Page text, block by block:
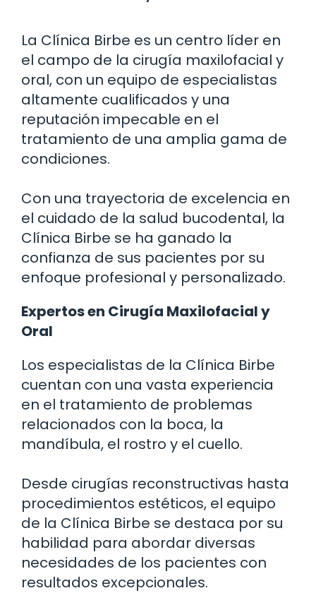
La Clínica Birbe es un centro líder en
el campo de la cirugía maxilofacial y
oral, con un equipo de especialistas
altamente cualificados y una
reputación impecable en el
tratamiento de una amplia gama de
condiciones.
Con una trayectoria de excelencia en
el cuidado de la salud bucodental, la
Clínica Birbe se ha ganado la
confianza de sus pacientes por su
enfoque profesional y personalizado.
Expertos en Cirugía Maxilofacial y
Oral
Los especialistas de la Clínica Birbe
cuentan con una vasta experiencia
en el tratamiento de problemas
relacionados con la boca, la
mandíbula, el rostro y el cuello.
Desde cirugías reconstructivas hasta
procedimientos estéticos, el equipo
de la Clínica Birbe se destaca por su
habilidad para abordar diversas
necesidades de los pacientes con
resultados excepcionales.